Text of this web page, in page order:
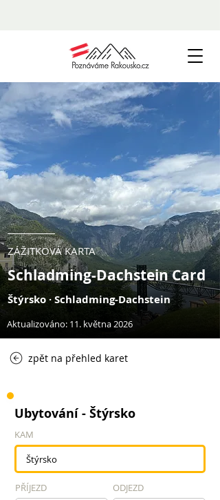
ZÁŽITKOVÁ KARTA
Schladming-Dachstein Card
Štýrsko · Schladming-Dachstein
Aktualizováno: 11. května 2026
zpět na přehled karet
Ubytování - Štýrsko
KAM
PŘÍJEZD ODJEZD